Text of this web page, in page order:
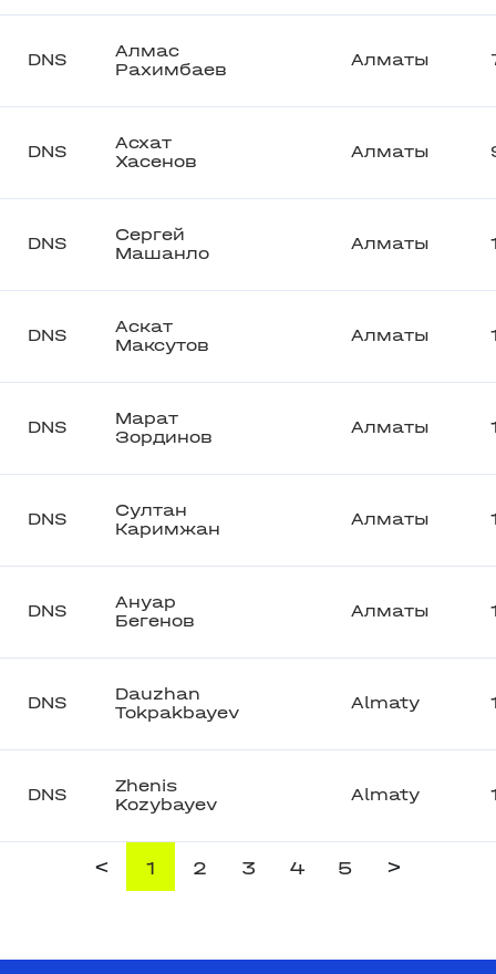
DNS
Алмас
Рахимбаев
Алматы
DNS
Асхат
Хасенов
Алматы
DNS
Сергей
Машанло
Алматы
DNS
Аскат
Максутов
Алматы
DNS
Марат
Зординов
Алматы
DNS
Султан
Каримжан
Алматы
DNS
Ануар
Бегенов
Алматы
DNS
Dauzhan
Tokpakbayev
Almaty
DNS
Zhenis
Kozybayev
Almaty
< 1 2 3 4 5 >